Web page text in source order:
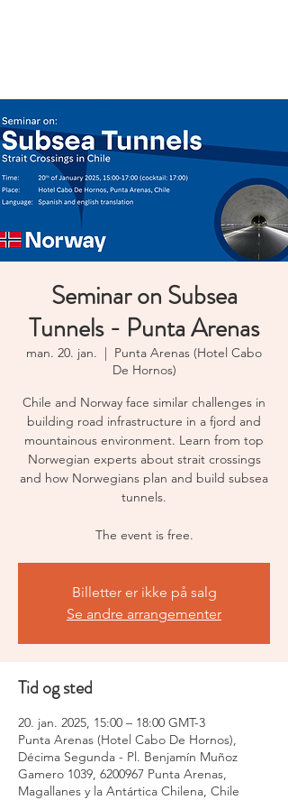
Seminar on Subsea
Tunnels - Punta Arenas
man. 20. jan.
  |
Punta Arenas (Hotel Cabo
De Hornos)
Chile and Norway face similar challenges in
building road infrastructure in a fjord and
mountainous environment. Learn from top
Norwegian experts about strait crossings
and how Norwegians plan and build subsea
tunnels.
The event is free.
Billetter er ikke på salg
Se andre arrangementer
Tid og sted
20. jan. 2025, 15:00 – 18:00 GMT-3
Punta Arenas (Hotel Cabo De Hornos),
Décima Segunda - Pl. Benjamín Muñoz
Gamero 1039, 6200967 Punta Arenas,
Magallanes y la Antártica Chilena, Chile